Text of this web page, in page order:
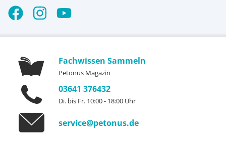
Fachwissen Sammeln
Petonus Magazin
03641 376432
Di. bis Fr. 10:00 - 18:00 Uhr
service@petonus.de